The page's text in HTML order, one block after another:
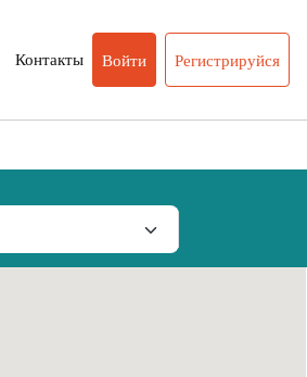
Контакты Войти Регистрируйся